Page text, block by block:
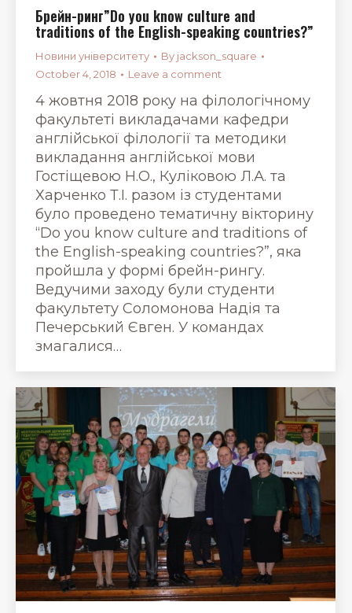
Брейн-ринг”Do you know culture and
traditions of the English-speaking countries?”
Новини університету By jackson_square
October 4, 2018
Leave a comment
4 жовтня 2018 року на філологічному
факультеті викладачами кафедри
англійської філології та методики
викладання англійської мови
Гостіщевою Н.О., Куліковою Л.А. та
Харченко Т.І. разом із студентами
було проведено тематичну вікторину
“Do you know culture and traditions of
the English-speaking countries?”, яка
пройшла у формі брейн-рингу.
Ведучими заходу були студенти
факультету Соломонова Надія та
Печерський Євген. У командах
змагалися…